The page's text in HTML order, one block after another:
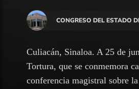
CONGRESO DEL ESTADO
Culiacán, Sinaloa. A 25 de
Tortura, que se conmemora
conferencia magistral sobre